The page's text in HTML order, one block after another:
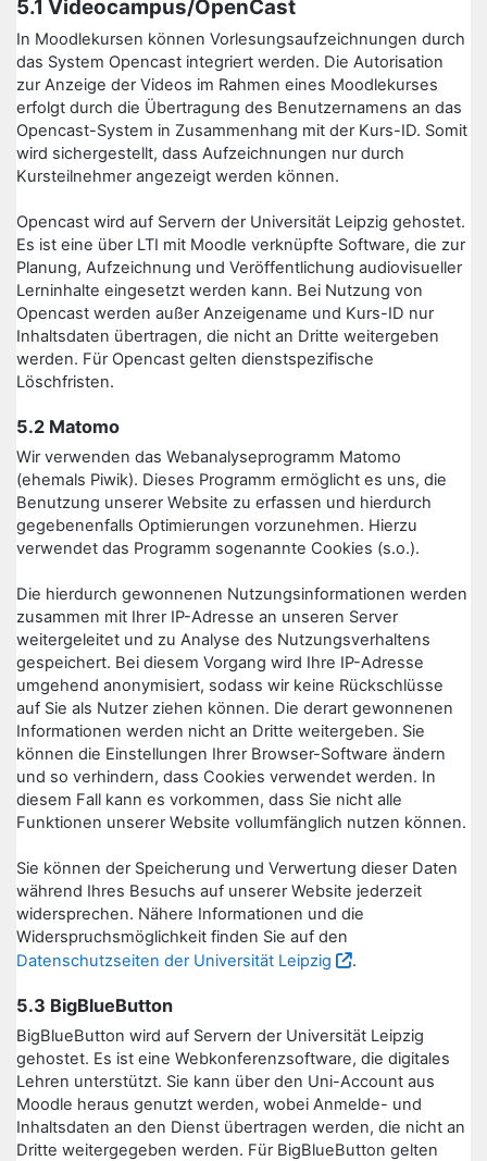
5.1 Videocampus/OpenCast
In Moodlekursen können Vorlesungsaufzeichnungen durch
das System Opencast integriert werden. Die Autorisation
zur Anzeige der Videos im Rahmen eines Moodlekurses
erfolgt durch die Übertragung des Benutzernamens an das
Opencast-System in Zusammenhang mit der Kurs-ID. Somit
wird sichergestellt, dass Aufzeichnungen nur durch
Kursteilnehmer angezeigt werden können.
Opencast wird auf Servern der Universität Leipzig gehostet.
Es ist eine über LTI mit Moodle verknüpfte Software, die zur
Planung, Aufzeichnung und Veröffentlichung audiovisueller
Lerninhalte eingesetzt werden kann. Bei Nutzung von
Opencast werden außer Anzeigename und Kurs-ID nur
Inhaltsdaten übertragen, die nicht an Dritte weitergeben
werden. Für Opencast gelten dienstspezifische
Löschfristen.
5.2 Matomo
Wir verwenden das Webanalyseprogramm Matomo
(ehemals Piwik). Dieses Programm ermöglicht es uns, die
Benutzung unserer Website zu erfassen und hierdurch
gegebenenfalls Optimierungen vorzunehmen. Hierzu
verwendet das Programm sogenannte Cookies (s.o.).
Die hierdurch gewonnenen Nutzungsinformationen werden
zusammen mit Ihrer IP-Adresse an unseren Server
weitergeleitet und zu Analyse des Nutzungsverhaltens
gespeichert. Bei diesem Vorgang wird Ihre IP-Adresse
umgehend anonymisiert, sodass wir keine Rückschlüsse
auf Sie als Nutzer ziehen können. Die derart gewonnenen
Informationen werden nicht an Dritte weitergeben. Sie
können die Einstellungen Ihrer Browser-Software ändern
und so verhindern, dass Cookies verwendet werden. In
diesem Fall kann es vorkommen, dass Sie nicht alle
Funktionen unserer Website vollumfänglich nutzen können.
Sie können der Speicherung und Verwertung dieser Daten
während Ihres Besuchs auf unserer Website jederzeit
widersprechen. Nähere Informationen und die
Widerspruchsmöglichkeit finden Sie auf den
Datenschutzseiten der Universität Leipzig
.
5.3 BigBlueButton
BigBlueButton wird auf Servern der Universität Leipzig
gehostet. Es ist eine Webkonferenzsoftware, die digitales
Lehren unterstützt. Sie kann über den Uni-Account aus
Moodle heraus genutzt werden, wobei Anmelde- und
Inhaltsdaten an den Dienst übertragen werden, die nicht an
Dritte weitergegeben werden. Für BigBlueButton gelten